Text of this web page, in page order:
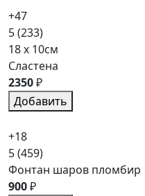
+47
5(233)
18 x 10см
Сластена
2350₽
Добавить
+18
5(459)
Фонтан шаров пломбир
900₽